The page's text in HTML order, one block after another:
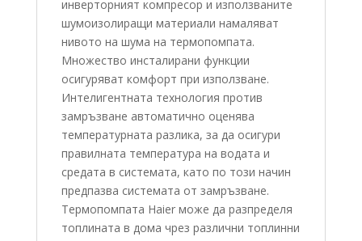
инверторният компресор и използваните
шумоизолиращи материали намаляват
нивото на шума на термопомпата.
Множество инсталирани функции
осигуряват комфорт при използване.
Интелигентната технология против
замръзване автоматично оценява
температурната разлика, за да осигури
правилната температура на водата и
средата в системата, като по този начин
предпазва системата от замръзване.
Термопомпата Haier може да разпределя
топлината в дома чрез различни топлинни